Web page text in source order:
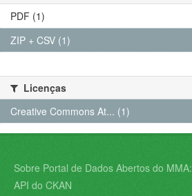
PDF (1)
ZIP + CSV (1)
Licenças
Creative Commons At... (1)
Sobre Portal de Dados Abertos do MMA:
API do CKAN